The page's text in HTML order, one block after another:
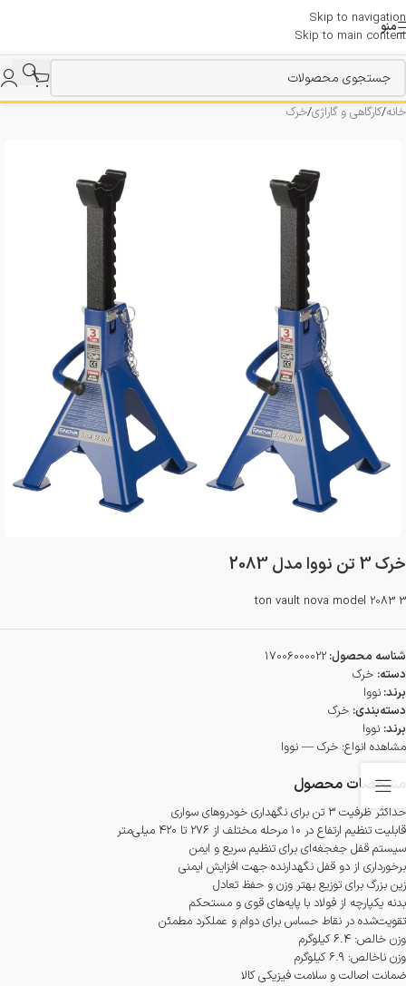
Skip to navigation
Skip to main content
منو
خانه/کارگاهی و گاراژی/خرک
خرک 3 تن نووا مدل 2083
3 ton vault nova model 2083
شناسه محصول: 17006000022
دسته: خرک
برند: نووا
دسته‌بندی: خرک
برند: نووا
مشاهده انواع: خرک — نووا
مشخصات محصول
حداکثر ظرفیت ۳ تن برای نگهداری خودروهای سواری
قابلیت تنظیم ارتفاع در ۱۰ مرحله مختلف از ۲۷۶ تا ۴۲۰ میلی‌متر
سیستم قفل جغجغه‌ای برای تنظیم سریع و ایمن
برخورداری از دو قفل نگهدارنده جهت افزایش ایمنی
زین بزرگ برای توزیع بهتر وزن و حفظ تعادل
بدنه یکپارچه از فولاد با پایه‌های قوی و مستحکم
تقویت‌شده در نقاط حساس برای دوام و عملکرد مطمئن
وزن خالص: ۶.۴ کیلوگرم
وزن ناخالص: ۶.۹ کیلوگرم
ضمانت اصالت و سلامت فیزیکی کالا